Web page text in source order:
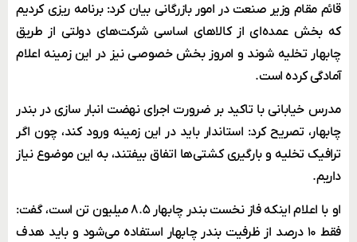
قائم مقام وزیر صنعت در امور بازرگانی بیان کرد: برنامه ریزی کردیم
که بخش عمده‌ای از کالا‌های اساسی شرکت‌های دولتی از طریق
چابهار تخلیه شوند و امروز بخش خصوصی نیز در این زمینه اعلام
آمادگی کرده است.
مدرس خیابانی با تاکید بر ضرورت اجرای نهضت انبار سازی در بندر
چابهار، تصریح کرد: استاندار باید در این زمینه ورود کند، چون اگر
ترافیک تخلیه و بارگیری کشتی‌ها اتفاق بیفتند، به این موضوع نیاز
داریم.
او با اعلام اینکه فاز نخست بندر چابهار ۸.۵ میلیون تن است، گفت:
فقط ۱۰ درصد از ظرفیت بندر چابهار استفاده می‌شود و باید هدف